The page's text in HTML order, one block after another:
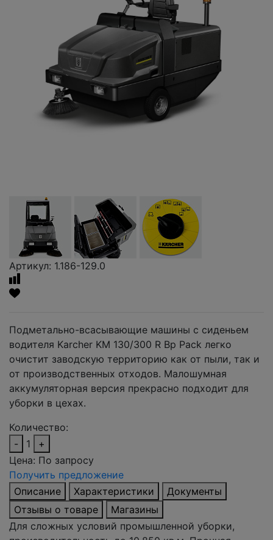
Артикул: 1.186-129.0
Подметально-всасывающие машины с сиденьем
водителя Karcher KM 130/300 R Bp Pack легко
очистит заводскую территорию как от пыли, так и
от производственных отходов. Малошумная
аккумуляторная версия прекрасно подходит для
уборки в цехах.
Количество:
-
1
+
Цена: По запросу
Получить предложение
Описание
Характеристики
Документы
Отзывы о товаре
Магазины
Для сложных условий промышленной уборки,